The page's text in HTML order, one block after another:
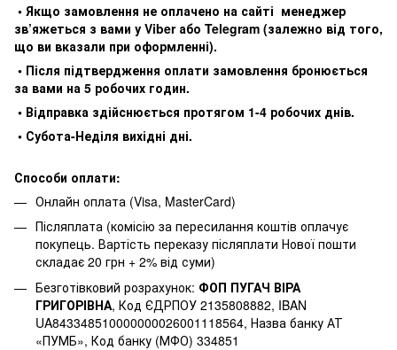
• Якщо замовлення не оплачено на сайті менеджер
зв’яжеться з вами у Viber або Telegram (залежно від того,
що ви вказали при оформленні).
• Після підтвердження оплати замовлення бронюється
за вами на 5 робочих годин.
• Відправка здійснюється протягом 1-4 робочих днів.
• Субота-Неділя вихідні дні.
Способи оплати:
Онлайн оплата (Visa, MasterCard)
Післяплата (комісію за пересилання коштів оплачує
покупець. Вартість переказу післяплати Нової пошти
складає 20 грн + 2% від суми)
Безготівковий розрахунок: ФОП ПУГАЧ ВІРА
ГРИГОРІВНА, Код ЄДРПОУ 2135808882, IBAN
UA843348510000000026001118564, Назва банку АТ
«ПУМБ», Код банку (МФО) 334851